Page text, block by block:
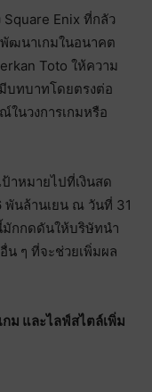
Square Enix ที่กลัว
พัฒนาเกมในอนาคต
Toto ให้ความ
บทบาทโดยตรงต่อ
ในวงการเกมหรือ
าหมายไปที่เงินสด
พันล้านเยน ณ วันที่ 31
กกดดันให้บริษัทนำ
น ๆ ที่จะช่วยเพิ่มผล
กม และไลฟ์สไตล์เพิ่ม